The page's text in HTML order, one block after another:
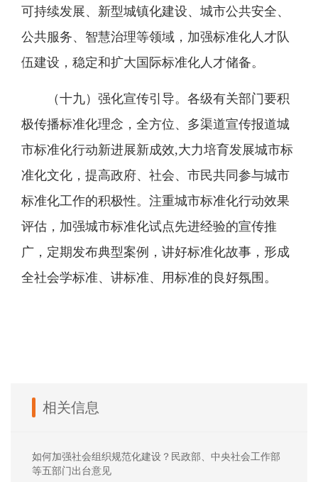
可持续发展、新型城镇化建设、城市公共安全、
公共服务、智慧治理等领域，加强标准化人才队
伍建设，稳定和扩大国际标准化人才储备。
（十九）强化宣传引导。各级有关部门要积
极传播标准化理念，全方位、多渠道宣传报道城
市标准化行动新进展新成效,大力培育发展城市标
准化文化，提高政府、社会、市民共同参与城市
标准化工作的积极性。注重城市标准化行动效果
评估，加强城市标准化试点先进经验的宣传推
广，定期发布典型案例，讲好标准化故事，形成
全社会学标准、讲标准、用标准的良好氛围。
相关信息
如何加强社会组织规范化建设？民政部、中央社会工作部
等五部门出台意见